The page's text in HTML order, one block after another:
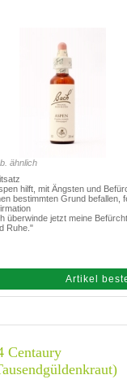
ähnlich
hilft, mit Ängsten und
bestimmten Grund befallen,
überwinde jetzt meine
Ruhe."
Artikel
Centaury